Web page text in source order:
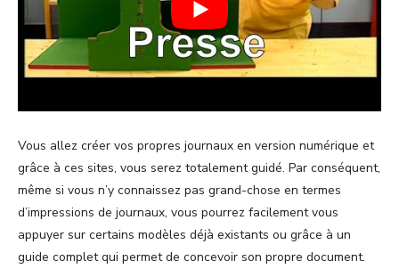
Vous allez créer vos propres journaux en version numérique et
grâce à ces sites, vous serez totalement guidé. Par conséquent,
même si vous n’y connaissez pas grand-chose en termes
d’impressions de journaux, vous pourrez facilement vous
appuyer sur certains modèles déjà existants ou grâce à un
guide complet qui permet de concevoir son propre document.